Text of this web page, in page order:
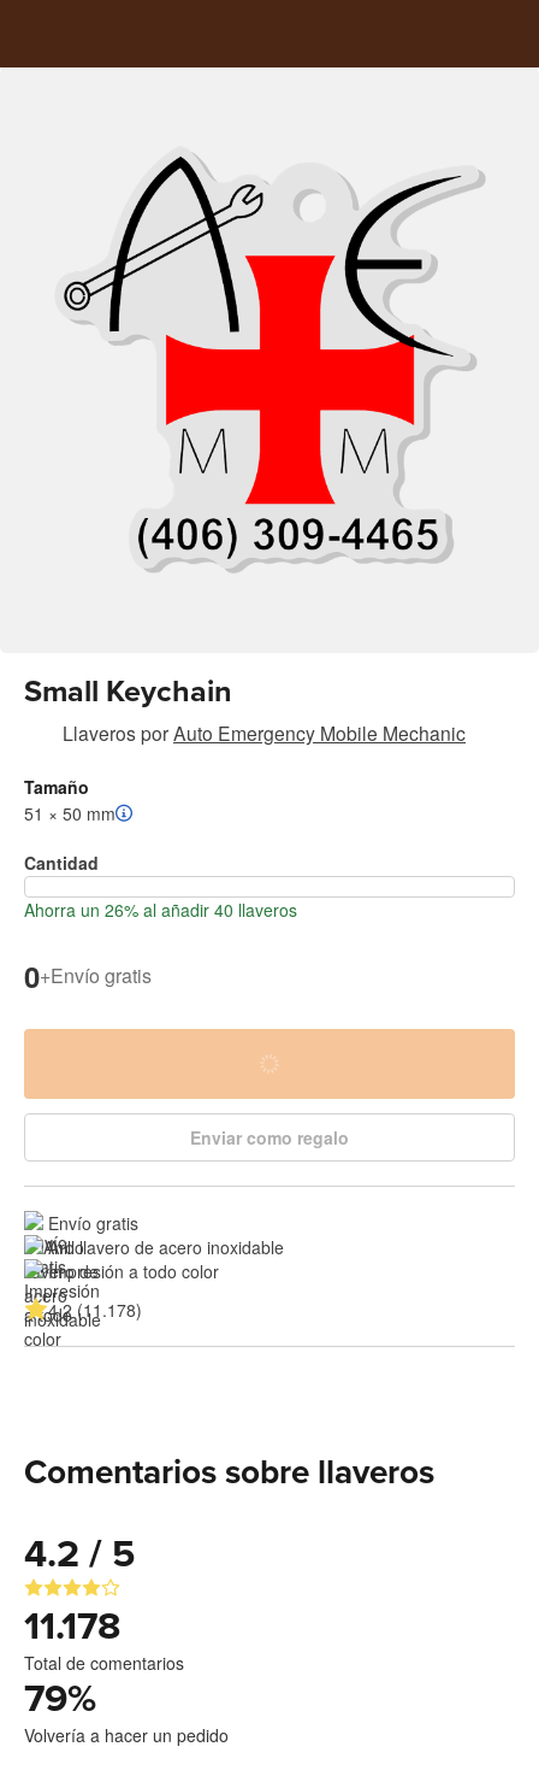
Small Keychain
LlaverosporAuto Emergency Mobile Mechanic
Tamaño
51 × 50 mm
Cantidad
Ahorra un 26% al añadir 40 llaveros
0+Envío gratis
Enviar como regalo
Envío gratis
Aro llavero de acero inoxidable
Impresión a todo color
4.2 (11.178)
Comentarios sobre llaveros
4.2 / 5
11.178
Total de comentarios
79%
Volvería a hacer un pedido